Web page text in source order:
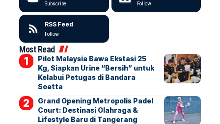
Subscribe Follow
RSS Feed
Follow
Most Read
Pilot Malaysia Bawa Ekstasi 25
Kg, Siapkan Urine “Bersih” untuk
Kelabui Petugas di Bandara
Soetta
Grand Opening Metropolis Padel
Court: Destinasi Olahraga &
Lifestyle Baru di Tangerang